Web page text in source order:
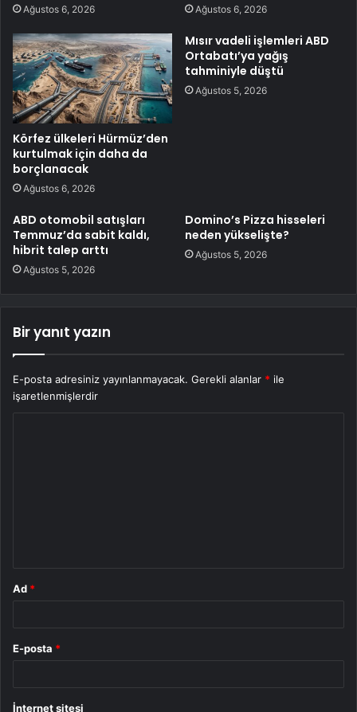
Ağustos 6, 2026 Ağustos 6, 2026
Körfez ülkeleri Hürmüz’den
kurtulmak için daha da
borçlanacak
Ağustos 6, 2026
Mısır vadeli işlemleri ABD
Ortabatı’ya yağış
tahminiyle düştü
Ağustos 5, 2026
ABD otomobil satışları
Temmuz’da sabit kaldı,
hibrit talep arttı
Ağustos 5, 2026
Domino’s Pizza hisseleri
neden yükselişte?
Ağustos 5, 2026
Bir yanıt yazın
E-posta adresiniz yayınlanmayacak. Gerekli alanlar * ile
işaretlenmişlerdir
Ad *
E-posta *
İnternet sitesi